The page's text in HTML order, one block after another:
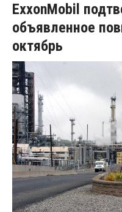
ExxonMobil
объявленное
октябрь